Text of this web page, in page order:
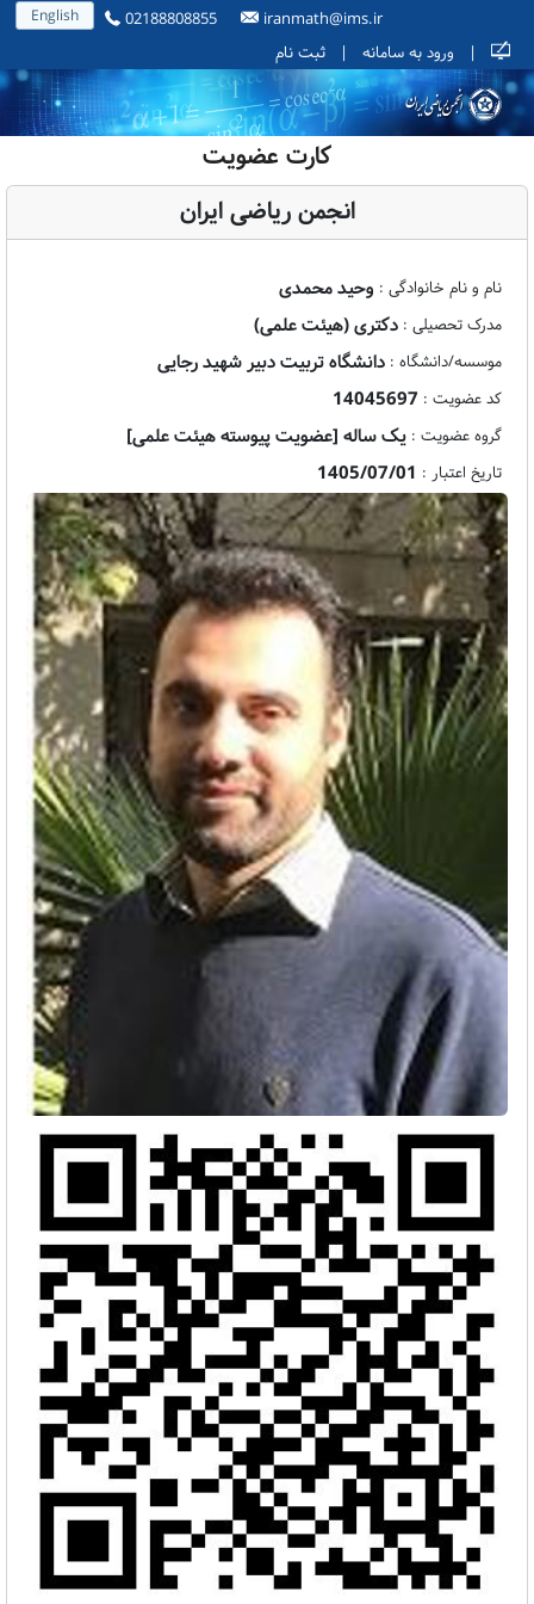
English 02188808855
iranmath@ims.ir
|
ورود به سامانه | ثبت نام
کارت عضویت
انجمن ریاضی ایران
نام و نام خانوادگی : وحید محمدی
مدرک تحصیلی : دکتری (هیئت علمی)
موسسه/دانشگاه : دانشگاه تربیت دبیر شهید رجایی
کد عضویت : 14045697
گروه عضویت : یک ساله [عضویت پیوسته هیئت علمی]
تاریخ اعتبار : 1405/07/01